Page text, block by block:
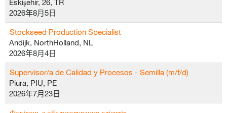
Eskişehir, 26, TR
2026年8月5日
Stockseed Production Specialist
Andijk, NorthHolland, NL
2026年8月4日
Supervisor/a de Calidad y Procesos - Semilla (m/f/d)
Piura, PIU, PE
2026年7月23日